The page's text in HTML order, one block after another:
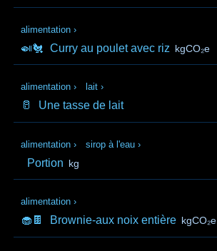
alimentation ›
🍛🐔 Curry au poulet avec riz kgCO₂e
alimentation › lait ›
🥛 Une tasse de lait
alimentation › sirop à l'eau ›
Portion kg
alimentation ›
🧁🍫 Brownie-aux noix entière kgCO₂e